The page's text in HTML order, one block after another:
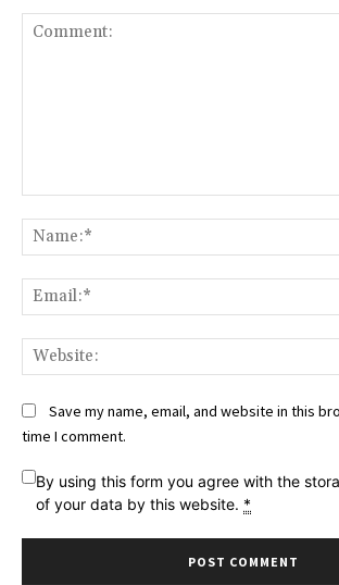
Save my name, email, and website in this
time I comment.
By using this form you agree with the
of your data by this website. *